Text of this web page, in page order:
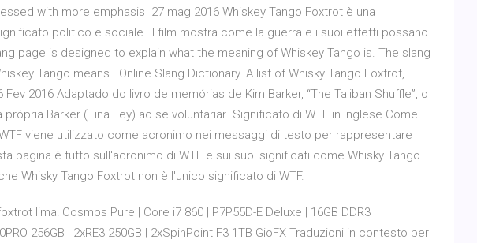
with more emphasis 27 mag 2016 Whiskey Tango Foxtrot è una
politico e sociale. Il film mostra come la guerra e i suoi effetti possano
page is designed to explain what the meaning of Whiskey Tango is. The slang
Tango means . Online Slang Dictionary. A list of Whisky Tango Foxtrot,
2016 Adaptado do livro de memórias de Kim Barker, “The Taliban Shuffle”, o
Barker (Tina Fey) ao se voluntariar Significato di WTF in inglese Come
viene utilizzato come acronimo nei messaggi di testo per rappresentare
pagina è tutto sull'acronimo di WTF e sui suoi significati come Whisky Tango
Whisky Tango Foxtrot non è l'unico significato di WTF.
lima! Cosmos Pure | Core i7 860 | P7P55D-E Deluxe | 16GB DDR3
256GB | 2xRE3 250GB | 2xSpinPoint F3 1TB GioFX Traduzioni in contesto per